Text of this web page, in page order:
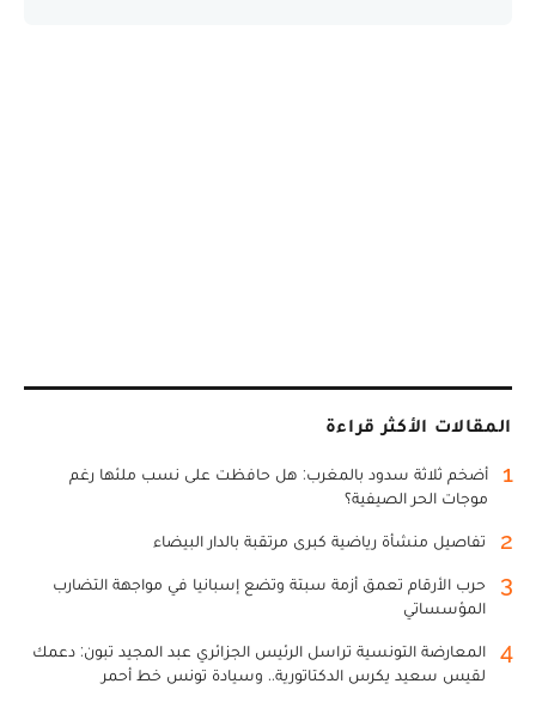
المقالات الأكثر قراءة
1
أضخم ثلاثة سدود بالمغرب: هل حافظت على نسب ملئها رغم
موجات الحر الصيفية؟
2 تفاصيل منشأة رياضية كبرى مرتقبة بالدار البيضاء
3
حرب الأرقام تعمق أزمة سبتة وتضع إسبانيا في مواجهة التضارب
المؤسساتي
4
المعارضة التونسية تراسل الرئيس الجزائري عبد المجيد تبون: دعمك
لقيس سعيد يكرس الدكتاتورية.. وسيادة تونس خط أحمر